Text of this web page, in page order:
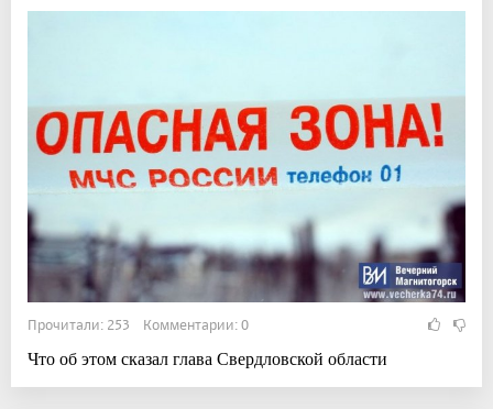
Прочитали: 253 Комментарии: 0
Что об этом сказал глава Свердловской области